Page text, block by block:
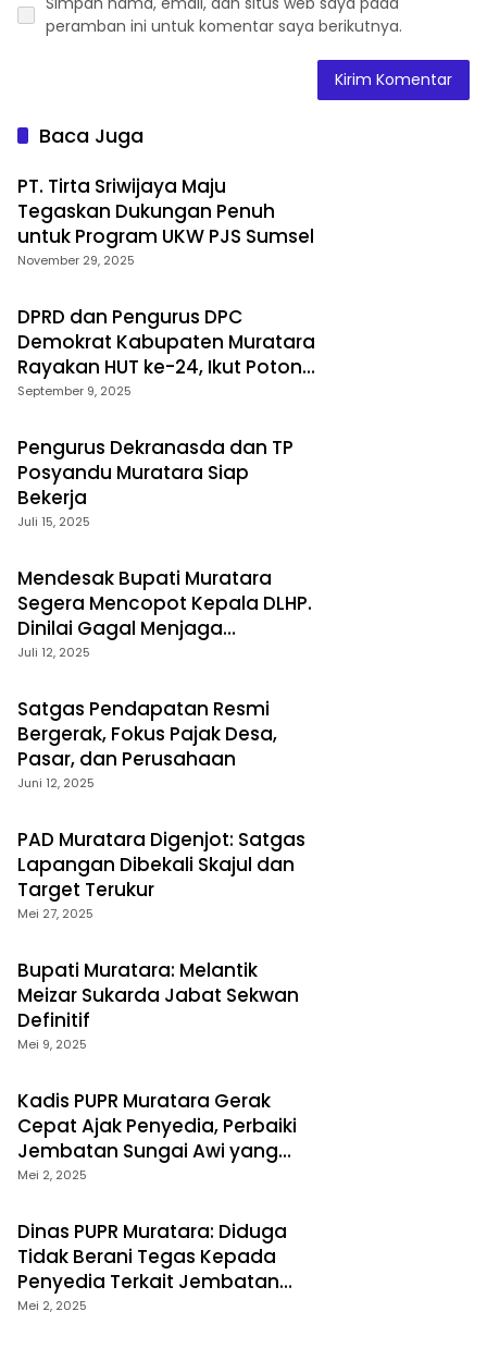
peramban ini untuk komentar saya berikutnya.
Baca Juga
PT. Tirta Sriwijaya Maju
Tegaskan Dukungan Penuh
untuk Program UKW PJS Sumsel
November 29, 2025
DPRD dan Pengurus DPC
Demokrat Kabupaten Muratara
Rayakan HUT ke-24, Ikut Potong
Tumpeng
September 9, 2025
Pengurus Dekranasda dan TP
Posyandu Muratara Siap
Bekerja
Juli 15, 2025
Mendesak Bupati Muratara
Segera Mencopot Kepala DLHP.
Dinilai Gagal Menjaga
Kelestarian Lingkungan
Juli 12, 2025
Satgas Pendapatan Resmi
Bergerak, Fokus Pajak Desa,
Pasar, dan Perusahaan
Juni 12, 2025
PAD Muratara Digenjot: Satgas
Lapangan Dibekali Skajul dan
Target Terukur
Mei 27, 2025
Bupati Muratara: Melantik
Meizar Sukarda Jabat Sekwan
Definitif
Mei 9, 2025
Kadis PUPR Muratara Gerak
Cepat Ajak Penyedia, Perbaiki
Jembatan Sungai Awi yang
Rusak
Mei 2, 2025
Dinas PUPR Muratara: Diduga
Tidak Berani Tegas Kepada
Penyedia Terkait Jembatan
Sungai Awi
Mei 2, 2025